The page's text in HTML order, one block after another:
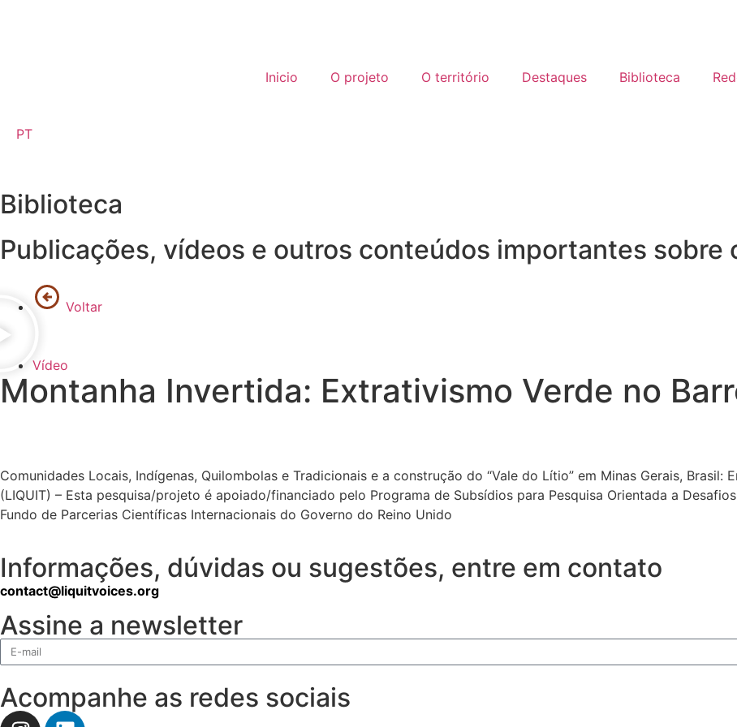
Inicio O projeto O território Destaques Biblioteca
PT
Biblioteca
Publicações, vídeos e outros conteúdos importantes sobre
Voltar
Vídeo
Montanha Invertida: Extrativismo Verde no
Comunidades Locais, Indígenas, Quilombolas e Tradicionais e a construção do “Vale do Lítio” em Minas Gerais,
(LIQUIT) – Esta pesquisa/projeto é apoiado/financiado pelo Programa de Subsídios para Pesquisa Orientada a
Fundo de Parcerias Científicas Internacionais do Governo do Reino Unido
Informações, dúvidas ou sugestões, entre em contato
contact@liquitvoices.org
Assine a newsletter
Acompanhe as redes sociais